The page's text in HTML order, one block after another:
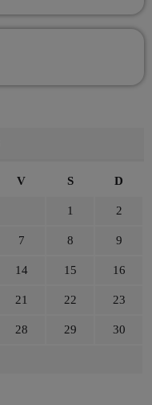
V S D
1 2
7 8 9
14 15 16
21 22 23
28 29 30